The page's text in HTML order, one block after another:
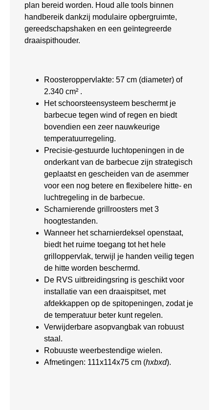
plan bereid worden. Houd alle tools binnen
handbereik dankzij modulaire opbergruimte,
gereedschapshaken en een geïntegreerde
draaispithouder.
Roosteroppervlakte: 57 cm (diameter) of
2.340 cm² .
Het schoorsteensysteem beschermt je
barbecue tegen wind of regen en biedt
bovendien een zeer nauwkeurige
temperatuurregeling.
Precisie-gestuurde luchtopeningen in de
onderkant van de barbecue zijn strategisch
geplaatst en gescheiden van de asemmer
voor een nog betere en flexibelere hitte- en
luchtregeling in de barbecue.
Scharnierende grillroosters met 3
hoogtestanden.
Wanneer het scharnierdeksel openstaat,
biedt het ruime toegang tot het hele
grilloppervlak, terwijl je handen veilig tegen
de hitte worden beschermd.
De RVS uitbreidingsring is geschikt voor
installatie van een draaispitset, met
afdekkappen op de spitopeningen, zodat je
de temperatuur beter kunt regelen.
Verwijderbare asopvangbak van robuust
staal.
Robuuste weerbestendige wielen.
Afmetingen: 111x114x75 cm (hxbxd).